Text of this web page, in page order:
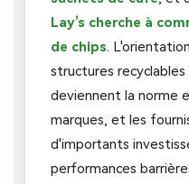
Lay’s cherche à
de chips.
structures
deviennent la norme
marques, et les
d'importants
performances